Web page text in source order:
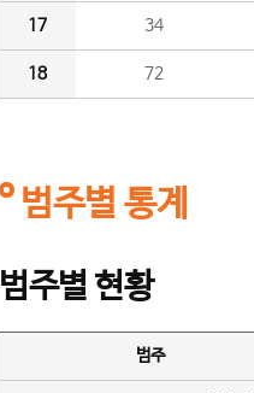
17 34
18 72
범주별 통계
범주별 현황
범주